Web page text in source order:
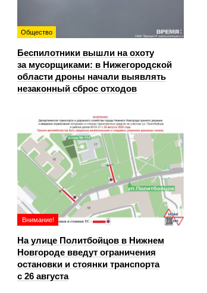
Общество
Беспилотники вышли на охоту
за мусорщиками: в Нижегородской
области дроны начали выявлять
незаконный сброс отходов
Внимание!
На улице Политбойцов в Нижнем
Новгороде введут ограничения
остановки и стоянки транспорта
с 26 августа